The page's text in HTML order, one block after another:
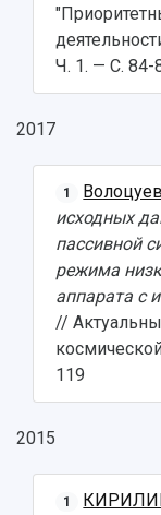
Ч. 1. — С. 84-
2017
1
исходных
пассивной
режима
аппарата с
//
119
2015
1